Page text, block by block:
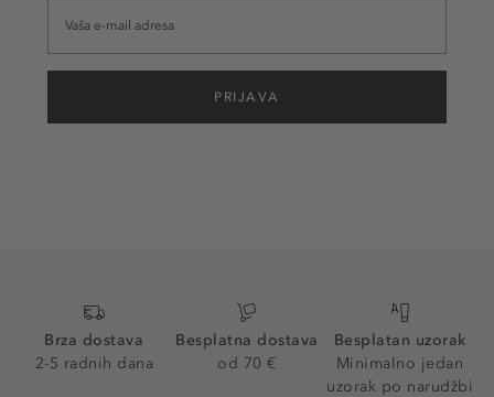
PRIJAVA
Brza dostava
2-5 radnih dana
Besplatna dostava
od 70 €
Besplatan uzorak
Minimalno jedan
uzorak po narudžbi